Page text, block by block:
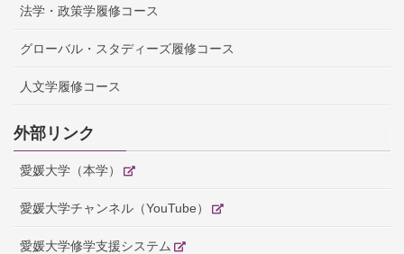
法学・政策学履修コース
グローバル・スタディーズ履修コース
人文学履修コース
外部リンク
愛媛大学（本学）
愛媛大学チャンネル（YouTube）
愛媛大学修学支援システム